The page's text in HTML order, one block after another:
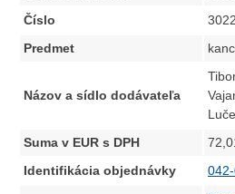
Číslo
Predmet
Názov a sídlo dodávateľa
Suma v EUR s DPH
Identifikácia objednávky